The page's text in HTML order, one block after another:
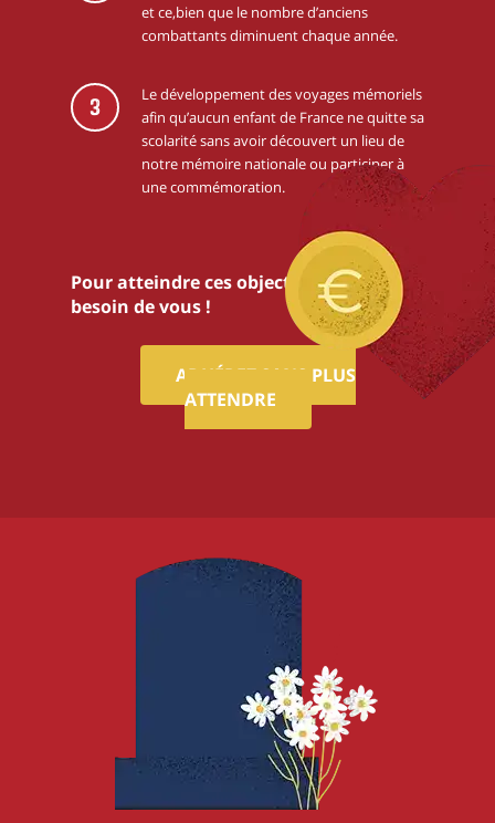
et ce,bien que le nombre d’anciens
combattants diminuent chaque année.
3
Le développement des voyages mémoriels
afin qu’aucun enfant de France ne quitte sa
scolarité sans avoir découvert un lieu de
notre mémoire nationale ou participer à
une commémoration.
Pour atteindre ces objectifs,nous avons
besoin de vous !
ADHÉREZ SANS PLUS
ATTENDRE